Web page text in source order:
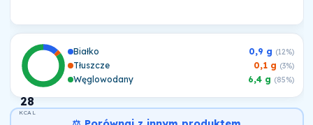
28
KCAL
Białko 0,9 g (12%)
Tłuszcze 0,1 g (3%)
Węglowodany 6,4 g (85%)